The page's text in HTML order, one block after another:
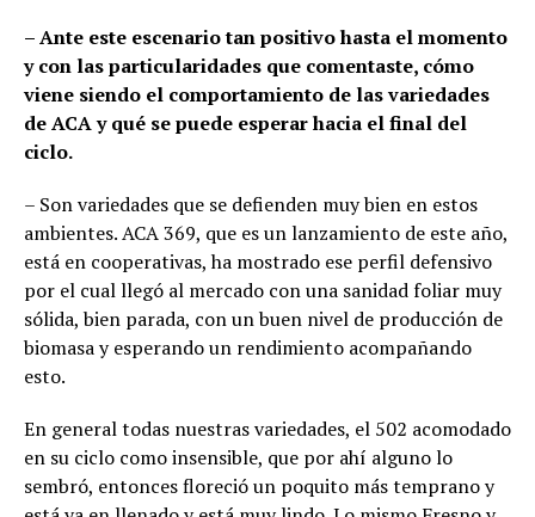
– Ante este escenario tan positivo hasta el momento
y con las particularidades que comentaste, cómo
viene siendo el comportamiento de las variedades
de ACA y qué se puede esperar hacia el final del
ciclo.
– Son variedades que se defienden muy bien en estos
ambientes. ACA 369, que es un lanzamiento de este año,
está en cooperativas, ha mostrado ese perfil defensivo
por el cual llegó al mercado con una sanidad foliar muy
sólida, bien parada, con un buen nivel de producción de
biomasa y esperando un rendimiento acompañando
esto.
En general todas nuestras variedades, el 502 acomodado
en su ciclo como insensible, que por ahí alguno lo
sembró, entonces floreció un poquito más temprano y